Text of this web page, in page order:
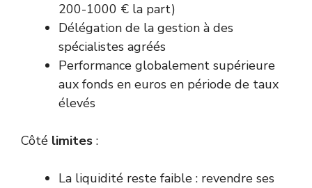
200-1000 € la part)
Délégation de la gestion à des
spécialistes agréés
Performance globalement supérieure
aux fonds en euros en période de taux
élevés
Côté limites :
La liquidité reste faible : revendre ses